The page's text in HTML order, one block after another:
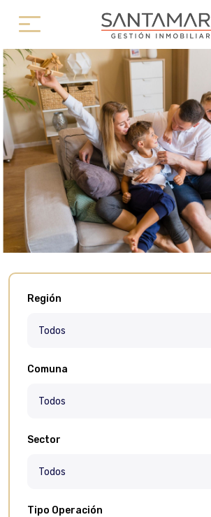
Región
Todos
Comuna
Todos
Sector
Todos
Tipo Operación